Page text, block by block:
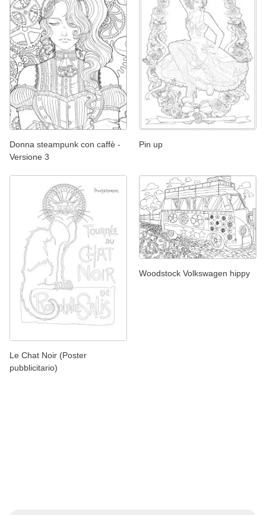
Donna steampunk con caffè -
Versione 3
Pin up
Le Chat Noir (Poster
pubblicitario)
Woodstock Volkswagen hippy